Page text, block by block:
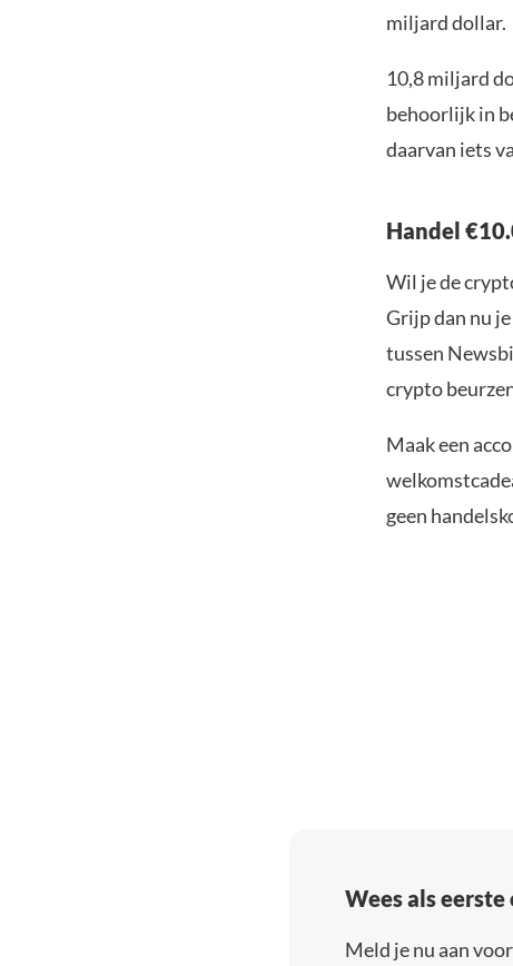
miljard dollar.
10,8 miljard
behoorlijk in
daarvan iets
Handel
Wil je de
Grijp dan nu
tussen
crypto
Maak een
geen
Wees als
Meld je nu aan